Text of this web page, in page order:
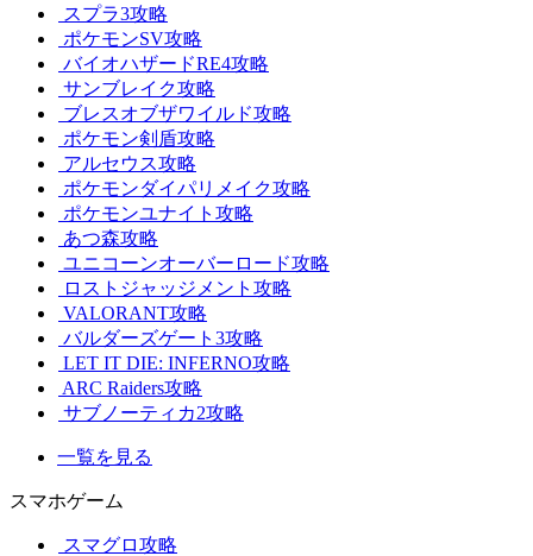
スプラ3攻略
ポケモンSV攻略
バイオハザードRE4攻略
サンブレイク攻略
ブレスオブザワイルド攻略
ポケモン剣盾攻略
アルセウス攻略
ポケモンダイパリメイク攻略
ポケモンユナイト攻略
あつ森攻略
ユニコーンオーバーロード攻略
ロストジャッジメント攻略
VALORANT攻略
バルダーズゲート3攻略
LET IT DIE: INFERNO攻略
ARC Raiders攻略
サブノーティカ2攻略
一覧を見る
スマホゲーム
スマグロ攻略